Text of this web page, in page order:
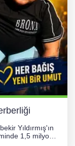
Yıldırmış'ın
1,5 milyon